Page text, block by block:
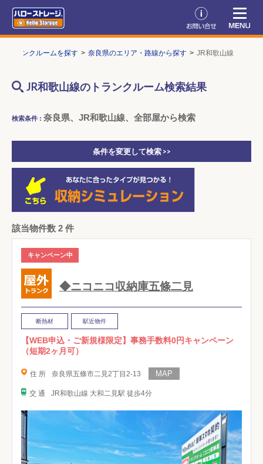
トランクルームを探す 奈良県のエリア・路線から探す JR和歌山線
JR和歌山線のトランクルーム検索結果
検索条件 : 奈良県、JR和歌山線、全部屋から検索
条件を変更して検索 >>
該当物件数 2 件
キャンペーン中
◆ニコニコ収納庫五條二見
断熱材 駅近物件
【WEB申込・ご新規様限定】事務手数料0円キャンペーン
（短期2ヶ月可）
住 所 奈良県五條市二見2丁目2-13
交 通 JR和歌山線 大和二見駅 徒歩4分